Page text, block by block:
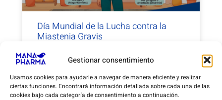
Gestionar consentimiento
Usamos cookies para ayudarle a navegar de manera eficiente y realizar
ciertas funciones. Encontrará información detallada sobre cada una de las
cookies bajo cada categoría de consentimiento a continuación.
Día Mundial de la Lucha contra la
Miastenia Gravis